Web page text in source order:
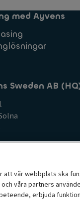
med Ayvens
Sweden AB
Societe
kring
levererar
att vår webbplats ska
och våra partners
erbjuda